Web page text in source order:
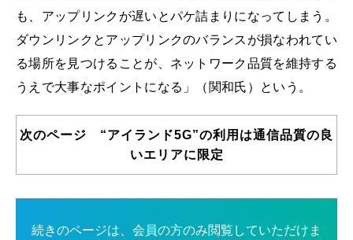
も、アップリンクが遅いとパケ詰まりになってしまう。
ダウンリンクとアップリンクのバランスが損なわれてい
る場所を見つけることが、ネットワーク品質を維持する
うえで大事なポイントになる」（関和氏）という。
次のページ “アイランド5G”の利用は通信品質の良
いエリアに限定
続きのページは、会員の方のみ閲覧していただけま